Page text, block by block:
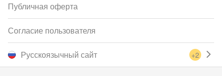
Русскоязычный сайт +2
Публичная оферта
Согласие пользователя